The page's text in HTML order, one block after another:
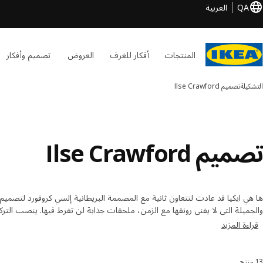
QA العربية
المنتجات أفكار للغرف العروض تصميم وأفكار
التشكيلةتصميم Ilse Crawford
تصميم Ilse Crawford
ها هي ايكيا قد عادت لتتعاون ثانية مع المصممة البريطانية إلسي كروفورد
والجميلة التي لا يفنى رونقها مع الزمن، ملحقات جذابة لن تفرط فيها. ينصب
الميسورة والتصميم عالي الجودة.
قراءة المزيد